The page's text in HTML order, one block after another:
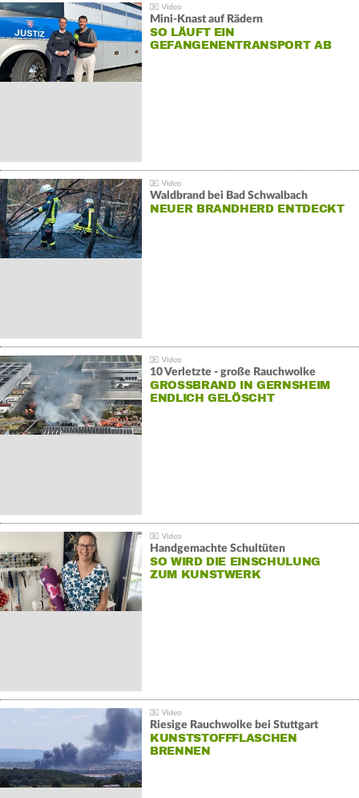
Mini-Knast auf Rädern
SO LÄUFT EIN
GEFANGENENTRANSPORT AB
Waldbrand bei Bad Schwalbach
NEUER BRANDHERD ENTDECKT
10 Verletzte - große Rauchwolke
GROSSBRAND IN GERNSHEIM E
NDLICH GELÖSCHT
Handgemachte Schultüten
SO WIRD DIE EINSCHULUNG
ZUM KUNSTWERK
Riesige Rauchwolke bei Stuttgart
KUNSTSTOFFFLASCHEN
BRENNEN